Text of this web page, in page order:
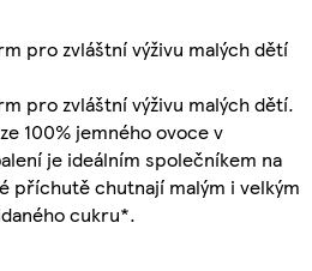
pro zvláštní výživu malých dětí
pro zvláštní výživu malých dětí.
100% jemného ovoce v
je ideálním společníkem na
příchutě chutnají malým i velkým
cukru*.